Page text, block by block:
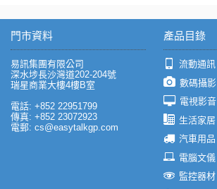
門市資料
易訊集團有限公司
深水埗長沙灣道202-204號
瑞星商業大樓4樓B室
電話: +852 22951799
傳真: +852 23072923
電郵: cs@easytalkgp.com
產品目錄
流動通訊
數碼攝影
電視影音
生活家居
汽車用品
電腦文儀
監控器材